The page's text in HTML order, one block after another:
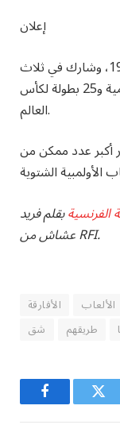
إعلان
أسس الاتحاد السنغالي للتزلج عام 1979، وشارك في ثلاث
دورات أولمبية شتوية، وخمس بطولات عالمية و25 بطولة لكأس
العالم.
عدد ممكن من
الفرنسيةبقلم فريد
عشاش من RFI.
الأفارقة الألعاب
شق
طريقهم
Facebook